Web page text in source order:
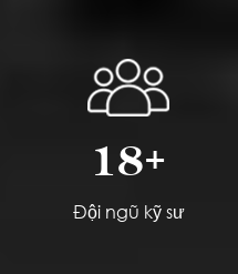
18+
Đội ngũ kỹ sư